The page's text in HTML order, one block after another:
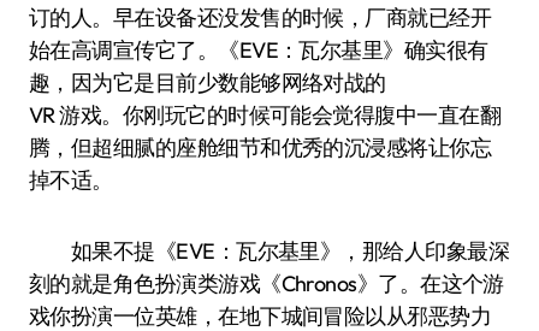
订的人。早在设备还没发售的时候，厂商就已经开
始在高调宣传它了。《EVE：瓦尔基里》确实很有
趣，因为它是目前少数能够网络对战的
VR 游戏。你刚玩它的时候可能会觉得腹中一直在翻
腾，但超细腻的座舱细节和优秀的沉浸感将让你忘
掉不适。
如果不提《EVE：瓦尔基里》，那给人印象最深
刻的就是角色扮演类游戏《Chronos》了。在这个游
戏你扮演一位英雄，在地下城间冒险以从邪恶势力